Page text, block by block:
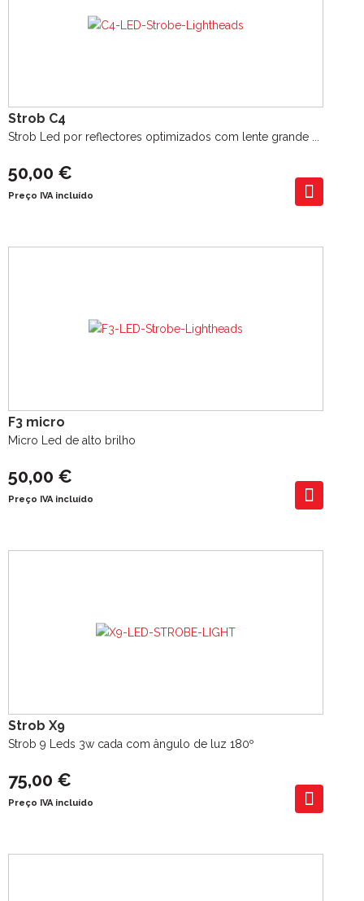
Strob C4
Strob Led por reflectores optimizados com lente grande ...
50,00 €
Preço IVA incluído
F3 micro
Micro Led de alto brilho
50,00 €
Preço IVA incluído
Strob X9
Strob 9 Leds 3w cada com ângulo de luz 180º
75,00 €
Preço IVA incluído